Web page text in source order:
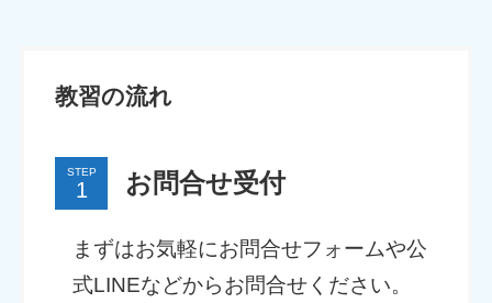
教習の流れ
STEP お問合せ受付
まずはお気軽にお問合せフォームや公
式LINEなどからお問合せください。